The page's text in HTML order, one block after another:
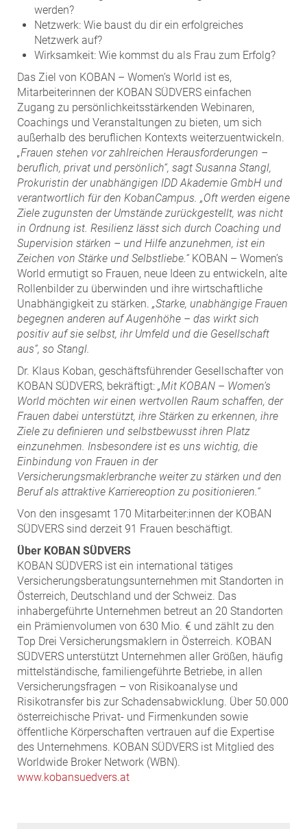
werden?
Netzwerk: Wie baust du dir ein erfolgreiches
Netzwerk auf?
Wirksamkeit: Wie kommst du als Frau zum Erfolg?
Das Ziel von KOBAN – Women’s World ist es,
Mitarbeiterinnen der KOBAN SÜDVERS einfachen
Zugang zu persönlichkeitsstärkenden Webinaren,
Coachings und Veranstaltungen zu bieten, um sich
außerhalb des beruflichen Kontexts weiterzuentwickeln.
„Frauen stehen vor zahlreichen Herausforderungen –
beruflich, privat und persönlich“, sagt Susanna Stangl,
Prokuristin der unabhängigen IDD Akademie GmbH und
verantwortlich für den KobanCampus. „Oft werden eigene
Ziele zugunsten der Umstände zurückgestellt, was nicht
in Ordnung ist. Resilienz lässt sich durch Coaching und
Supervision stärken – und Hilfe anzunehmen, ist ein
Zeichen von Stärke und Selbstliebe.“KOBAN – Women’s
World ermutigt so Frauen, neue Ideen zu entwickeln, alte
Rollenbilder zu überwinden und ihre wirtschaftliche
Unabhängigkeit zu stärken. „Starke, unabhängige Frauen
begegnen anderen auf Augenhöhe – das wirkt sich
positiv auf sie selbst, ihr Umfeld und die Gesellschaft
aus“, so Stangl.
Dr. Klaus Koban, geschäftsführender Gesellschafter von
KOBAN SÜDVERS, bekräftigt: „Mit KOBAN – Women’s
World möchten wir einen wertvollen Raum schaffen, der
Frauen dabei unterstützt, ihre Stärken zu erkennen, ihre
Ziele zu definieren und selbstbewusst ihren Platz
einzunehmen. Insbesondere ist es uns wichtig, die
Einbindung von Frauen in der
Versicherungsmaklerbranche weiter zu stärken und den
Beruf als attraktive Karriereoption zu positionieren.“
Von den insgesamt 170 Mitarbeiter:innen der KOBAN
SÜDVERS sind derzeit 91 Frauen beschäftigt.
Über KOBAN SÜDVERS
KOBAN SÜDVERS ist ein international tätiges
Versicherungsberatungsunternehmen mit Standorten in
Österreich, Deutschland und der Schweiz. Das
inhabergeführte Unternehmen betreut an 20 Standorten
ein Prämienvolumen von 630 Mio. € und zählt zu den
Top Drei Versicherungsmaklern in Österreich. KOBAN
SÜDVERS unterstützt Unternehmen aller Größen, häufig
mittelständische, familiengeführte Betriebe, in allen
Versicherungsfragen – von Risikoanalyse und
Risikotransfer bis zur Schadensabwicklung. Über 50.000
österreichische Privat- und Firmenkunden sowie
öffentliche Körperschaften vertrauen auf die Expertise
des Unternehmens. KOBAN SÜDVERS ist Mitglied des
Worldwide Broker Network (WBN).
www.kobansuedvers.at